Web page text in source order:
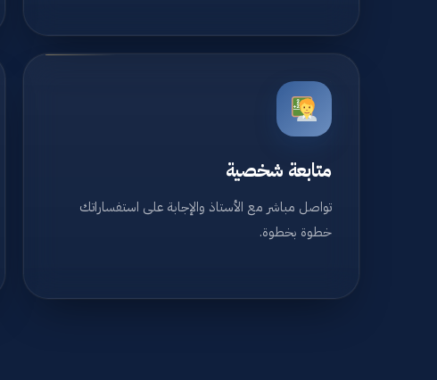
متابعة شخصية
تواصل مباشر مع الأستاذ والإجابة على استفساراتك
خطوة بخطوة.